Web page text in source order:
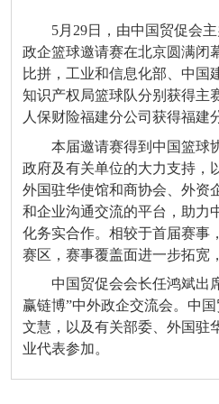
5月 29日，由中国贸促会
政企篮球邀请赛在北京圆满闭
比拼 ， 工业和信息化部 中国
知识产权局篮球队分别获得主
人保财险福建分公司获得福建
本届邀请赛得到中国篮球
政府及有关单位的大力支持，
外国驻华使馆和商协会 、外资
和企业沟通交流的平台， 助力
化务实合作。相较于首届赛事
赛区，赛事覆盖面进一步拓宽
中国贸促会会长任鸿斌出
赢链博”中外政企交流会。 中
文慧，以及有关部委、外国驻
业代表参加。